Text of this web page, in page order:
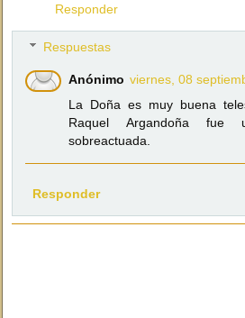
Responder
Respuestas
Anónimo viernes, 08
La Doña es muy buena
Raquel Argandoña fue
sobreactuada.
Responder